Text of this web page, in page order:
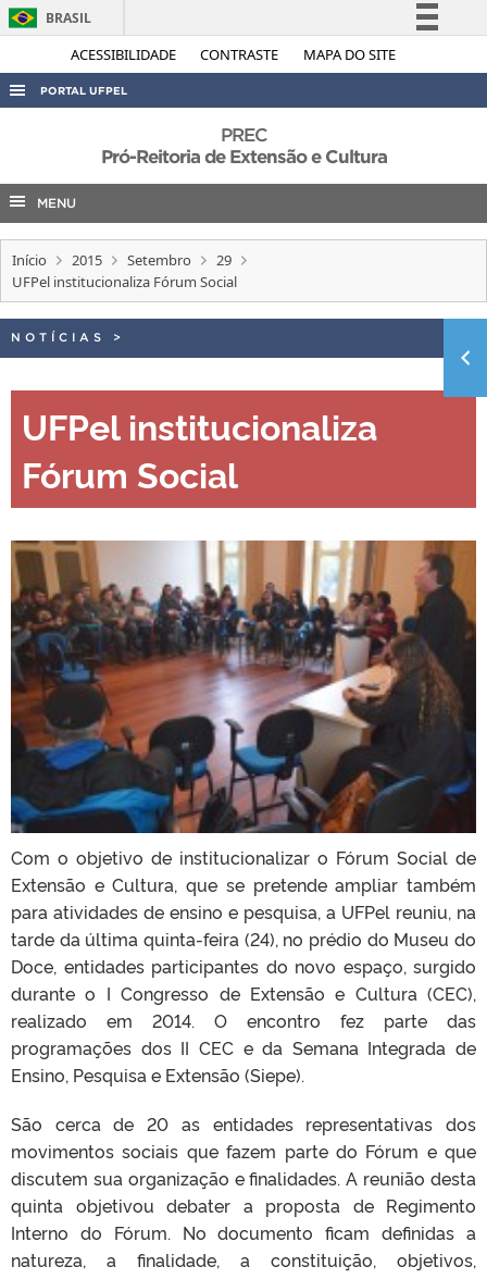
ACESSIBILIDADE CONTRASTE MAPA DO SITE
BRASIL
Simplifique!
Acesso à informação
Legislação
PORTAL UFPEL
AUDITORIA
COBALTO
CONCURSOS
EDITAIS
TELEFONES
PREC
Pró-Reitoria de Extensão e Cultura
MENU
Início 2015 Setembro
29
UFPel institucionaliza Fórum Social
NOTÍCIAS >
UFPel institucionaliza
Fórum Social
Com o objetivo de institucionalizar o Fórum Social de
Extensão e Cultura, que se pretende ampliar também
para atividades de ensino e pesquisa, a UFPel reuniu, na
tarde da última quinta-feira (24), no prédio do Museu do
Doce, entidades participantes do novo espaço, surgido
durante o I Congresso de Extensão e Cultura (CEC),
realizado em 2014. O encontro fez parte das
programações dos II CEC e da Semana Integrada de
Ensino, Pesquisa e Extensão (Siepe).
São cerca de 20 as entidades representativas dos
movimentos sociais que fazem parte do Fórum e que
discutem sua organização e finalidades. A reunião desta
quinta objetivou debater a proposta de Regimento
Interno do Fórum. No documento ficam definidas a
natureza, a finalidade, a constituição, objetivos,